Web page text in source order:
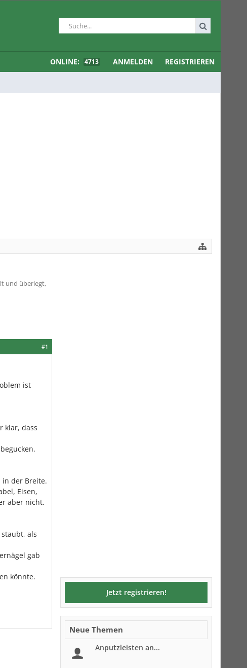
ONLINE: 4713 ANMELDEN REGISTRIEREN
und überlegt,
#1
ist
klar, dass
in der Breite.
Eisen,
aber nicht.
als
gab
könnte.
Jetzt registrieren!
Neue Themen
Anputzleisten an...